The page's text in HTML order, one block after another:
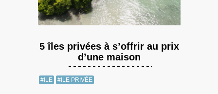
5 îles privées à s’offrir au prix
d’une maison
#ILE #ILE PRIVÉE